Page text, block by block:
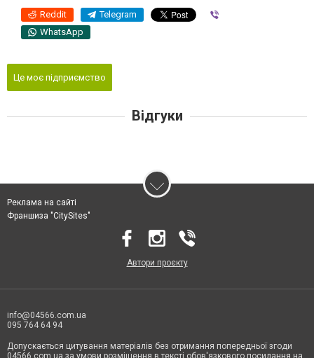
Reddit Telegram
WhatsApp
Це моє підприємство
Відгуки
Реклама на сайті
Франшиза "CitySites"
Автори проєкту
info@04566.com.ua
095 764 64 94
Допускається цитування матеріалів без отримання попередньої згоди
04566.com.ua за умови розміщення в тексті обов'язкового посилання на